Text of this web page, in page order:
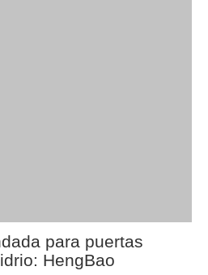
para puertas
HengBao